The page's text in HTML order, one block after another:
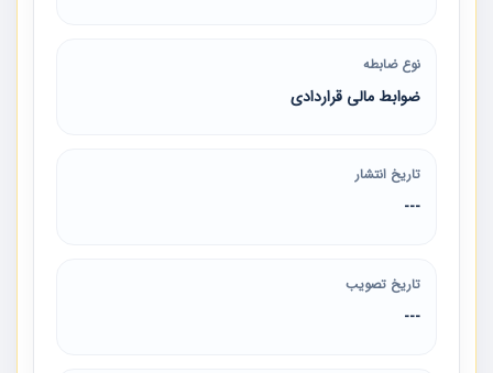
نوع ضابطه
ضوابط مالی قراردادی
تاریخ انتشار
---
تاریخ تصویب
---